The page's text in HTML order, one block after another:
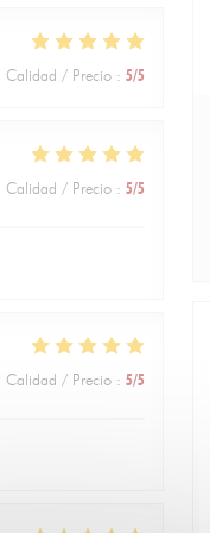
Calidad / Precio : 5/5
Calidad / Precio : 5/5
Calidad / Precio : 5/5